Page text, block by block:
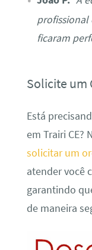
profissional
ficaram
Solicite um
Está
em Trairi CE?
solicitar um
atender você
garantindo
de maneira